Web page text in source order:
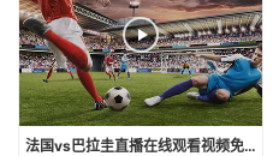
法国vs巴拉圭直播在线观看视频免费